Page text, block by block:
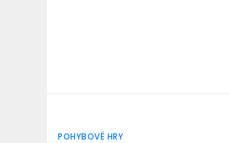
POHYBOVÉ HRY